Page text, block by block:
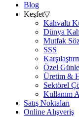
Blog
Keşfet▽
Kahvaltı
Dünya
Mutfak
SSS
Özel
Üretim &
Sektörel
Kullanım
Satış Noktaları
Online Alışveriş